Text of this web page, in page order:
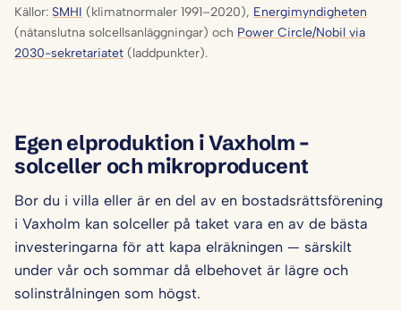
Källor: SMHI (klimatnormaler 1991–2020), Energimyndigheten
(nätanslutna solcellsanläggningar) och Power Circle/Nobil via
2030-sekretariatet (laddpunkter).
Egen elproduktion i Vaxholm –
solceller och mikroproducent
Bor du i villa eller är en del av en bostadsrättsförening
i Vaxholm kan solceller på taket vara en av de bästa
investeringarna för att kapa elräkningen — särskilt
under vår och sommar då elbehovet är lägre och
solinstrålningen som högst.